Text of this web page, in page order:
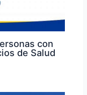
con
de Salud